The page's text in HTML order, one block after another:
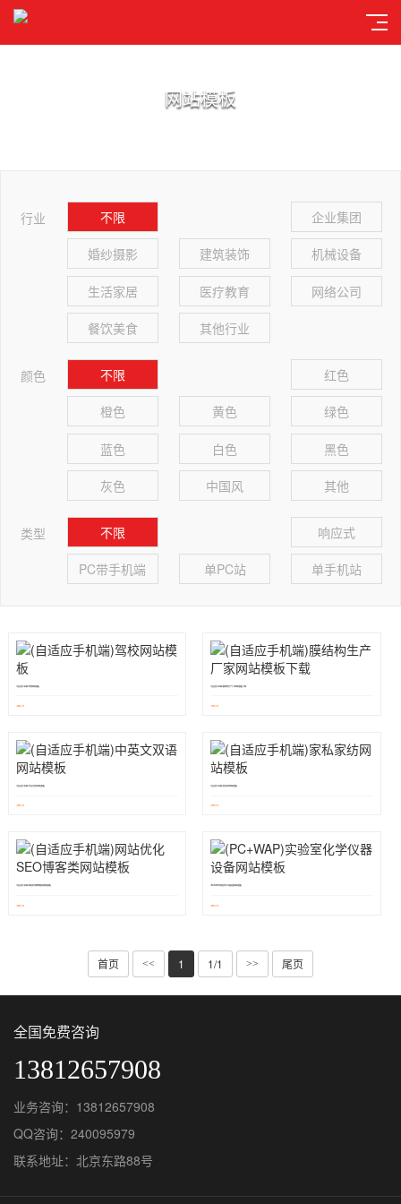
网站模板
行业 不限 企业集团
婚纱摄影 建筑装饰 机械设备
生活家居 医疗教育 网络公司
餐饮美食 其他行业
颜色 不限 红色
橙色 黄色 绿色
蓝色 白色 黑色
灰色 中国风 其他
类型 不限 响应式
PC带手机端 单PC站 单手机站
(自适应手机端)驾校网站模板
288元/年
(自适应手机端)膜结构生产厂家网站模板下载
199元/年
(自适应手机端)中英文双语网站模板
499元/年
(自适应手机端)家私家纺网站模板
299元/年
(自适应手机端)网站优化SEO博客类网站模板
399元/年
(PC+WAP)实验室化学仪器设备网站模板
￥399元/年
首页 << 1 1/1 >> 尾页
全国免费咨询
13812657908
业务咨询：13812657908
QQ咨询：240095979
联系地址：北京东路88号